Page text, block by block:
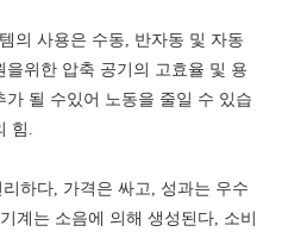
의 사용은 수동, 반자동 및 자동
위한 압축 공기의 고효율 및 용
될 수있어 노동을 줄일 수 있습
힘.
하다, 가격은 싸고, 성과는 우수
계는 소음에 의해 생성된다, 소비